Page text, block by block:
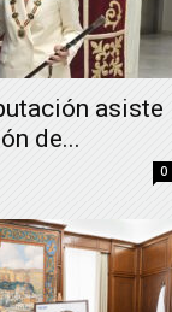
asiste
de...
0